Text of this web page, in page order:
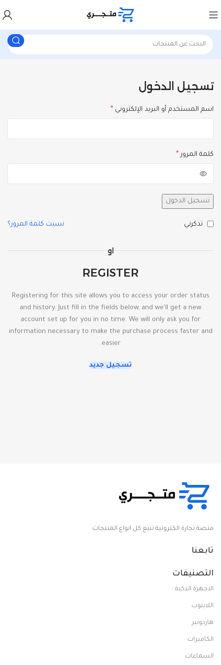
تسجيل الدخول
اسم المستخدم أو البريد الإلكتروني *
كلمة المرور *
تسجيل الدخول
نسيت كلمة المرور؟ تذكرني
او
REGISTER
Registering for this site allows you to access your order status
and history. Just fill in the fields below, and we'll get a new
account set up for you in no time. We will only ask you for
information necessary to make the purchase process faster and
easier.
تسجيل جديد
منصة تجارة الكترونية تبيع كل انواع المنتجات
تابعنا
التصنيفات
الاجهزة الذكية
اللابتوب
هاردويير
الكاميرات
السماعات